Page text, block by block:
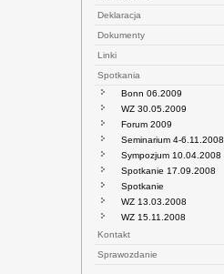
Deklaracja
Dokumenty
Linki
Spotkania
Bonn 06.2009
WZ 30.05.2009
Forum 2009
Seminarium 4-6.11.2008
Sympozjum 10.04.2008
Spotkanie 17.09.2008
Spotkanie
WZ 13.03.2008
WZ 15.11.2008
Kontakt
Sprawozdanie